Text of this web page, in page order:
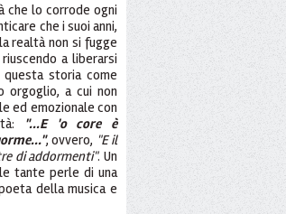
che lo corrode ogni
che i suoi anni,
realtà non si fugge
a liberarsi
storia come
orgoglio, a cui non
ed emozionale con
"...E 'o core è
, ovvero, "E il
di addormenti". Un
tante perle di una
della musica e